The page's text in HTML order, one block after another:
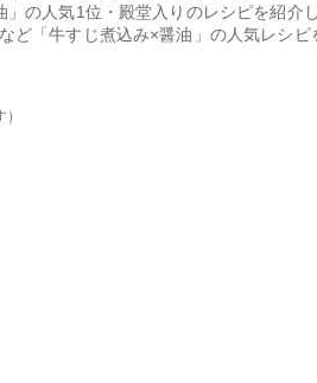
の人気1位・殿堂入りのレシピを紹介
ど「牛すじ煮込み×醤油」の人気レシピ